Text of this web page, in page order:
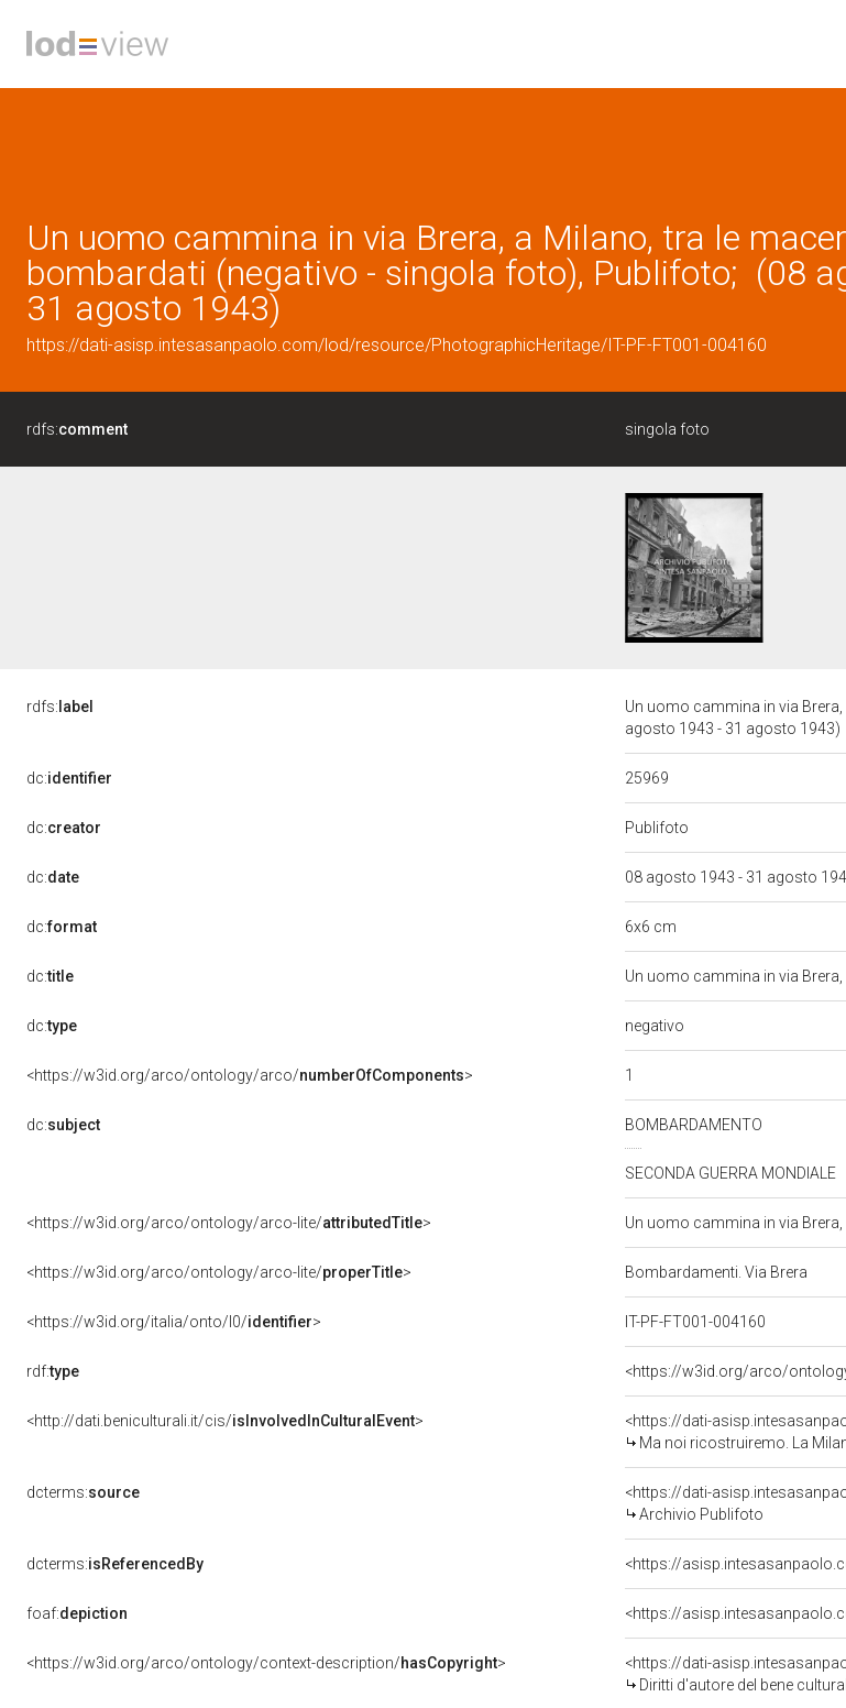
Un uomo cammina in via Brera, a Milano, tra le
bombardati (negativo - singola foto), Publifoto; (08
31 agosto 1943)
https://dati-asisp.intesasanpaolo.com/lod/resource/PhotographicHeritage/IT-PF-FT001-004160
rdfs:comment singola foto
rdfs: label
Un uomo cammina in via
agosto 1943 - 31 agosto 1943)
dc:identifier 25969
dc:creator Publifoto
dc:date 08 agosto 1943 - 31 agosto
dc:format 6x6 cm
dc:title Un uomo cammina in via
dc:type negativo
<https://w3id.org/arco/ontology/arco/numberOfComponents> 1
dc:subject BOMBARDAMENTO
SECONDA GUERRA MONDIALE
<https://w3id.org/arco/ontology/arco-lite/attributedTitle> Un uomo cammina in via
<https://w3id.org/arco/ontology/arco-lite/properTitle> Bombardamenti. Via Brera
<https://w3id.org/italia/onto/l0/identifier> IT-PF-FT001-004160
rdf:type <https://w3id.org/arco/
<http://dati.beniculturali.it/cis/isInvolvedInCulturalEvent>
<https://dati-
Ma noi ricostruiremo. La
dcterms:source
<https://dati-
Archivio Publifoto
dcterms:isReferencedBy
foaf:depiction <https://
<https://w3id.org/arco/ontology/context-description/hasCopyright>
<https://dati-
Diritti d'autore del bene